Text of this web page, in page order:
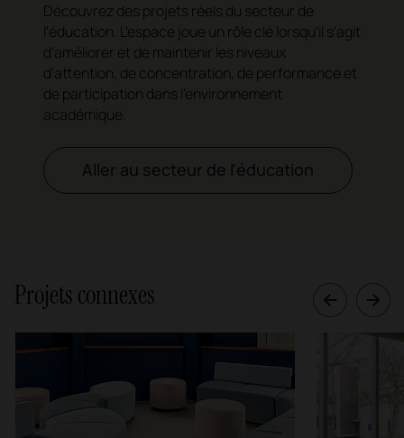
Découvrez des projets réels du secteur de
l'éducation. L'espace joue un rôle clé lorsqu'il s'agit
d'améliorer et de maintenir les niveaux
d'attention, de concentration, de performance et
de participation dans l'environnement
académique.
Aller au secteur de l'éducation
Projets connexes